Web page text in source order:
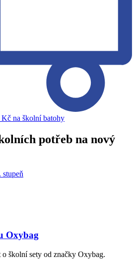
na školní batohy
potřeb na nový
stupeň
Oxybag
o školní sety od značky Oxybag.